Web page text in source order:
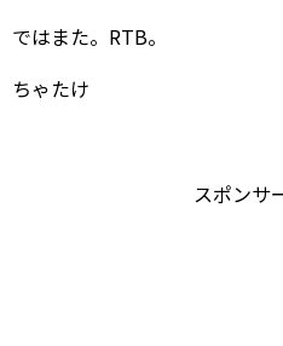
ではまた。RTB。
ちゃたけ
スポンサ